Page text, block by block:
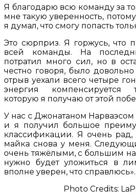
Я благодарю всю команду за
мне такую уверенность,
я думал, что смогу попасть
Это сюрприз. Я горжусь, что
всей команды. На
потратил много сил, но в
честно говоря, было
отрыв уехали всего четыре
энергия компенсируется
которую я получаю от этой
У нас с Джонатаном Нарваэсом
и я получил большое
классификации. Я очень рад,
майка снова у меня.
очень тяжёлыми, с большим
нужно будет уложиться в
вполне уверен, что справлюсь».
Photo Credits: